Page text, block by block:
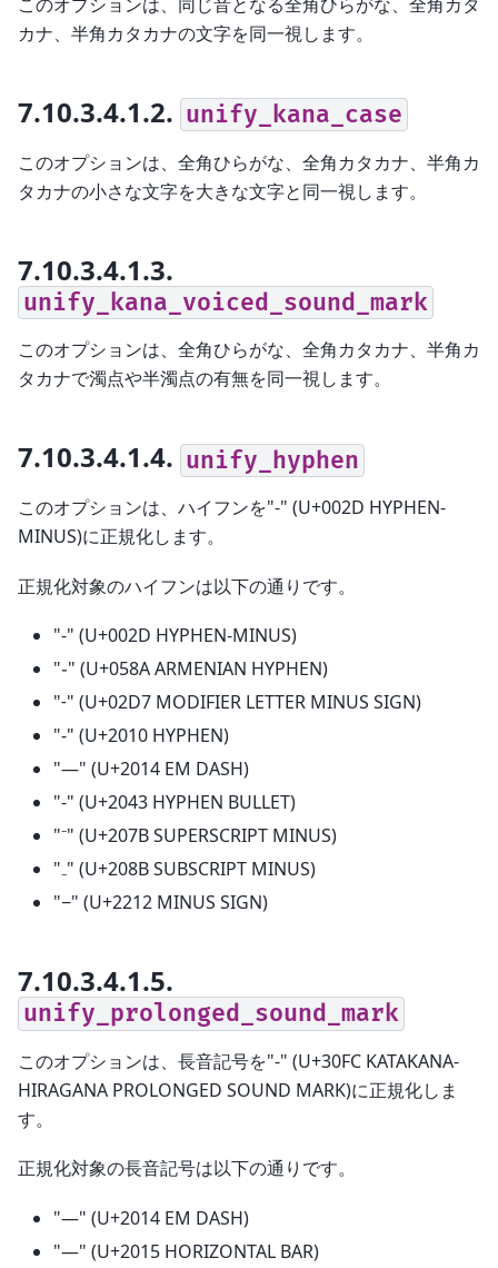
カナ、半角カタカナの文字を同一視します。
7.10.3.4.1.2. unify_kana_case
このオプションは、全角ひらがな、全角カタカナ、半角カ
タカナの小さな文字を大きな文字と同一視します。
7.10.3.4.1.3.
unify_kana_voiced_sound_mark
このオプションは、全角ひらがな、全角カタカナ、半角カ
タカナで濁点や半濁点の有無を同一視します。
7.10.3.4.1.4. unify_hyphen
このオプションは、ハイフンを"-" (U+002D HYPHEN-
MINUS)に正規化します。
正規化対象のハイフンは以下の通りです。
"-" (U+002D HYPHEN-MINUS)
"֊" (U+058A ARMENIAN HYPHEN)
"˗" (U+02D7 MODIFIER LETTER MINUS SIGN)
"‐" (U+2010 HYPHEN)
"—" (U+2014 EM DASH)
"⁃" (U+2043 HYPHEN BULLET)
"⁻" (U+207B SUPERSCRIPT MINUS)
"₋" (U+208B SUBSCRIPT MINUS)
"−" (U+2212 MINUS SIGN)
7.10.3.4.1.5.
unify_prolonged_sound_mark
このオプションは、長音記号を"-" (U+30FC KATAKANA-
HIRAGANA PROLONGED SOUND MARK)に正規化しま
す。
正規化対象の長音記号は以下の通りです。
"—" (U+2014 EM DASH)
"―" (U+2015 HORIZONTAL BAR)